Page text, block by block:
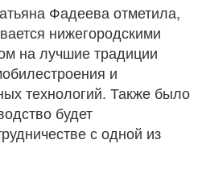
Фадеева отметила,
нижегородскими
на лучшие традиции
и
технологий. Также было
будет
с одной из